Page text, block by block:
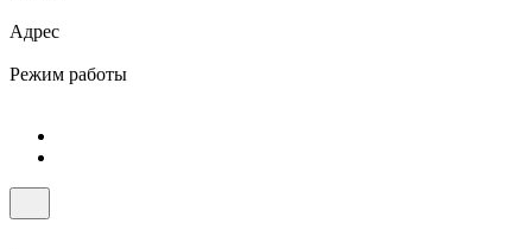
Адрес
Режим работы